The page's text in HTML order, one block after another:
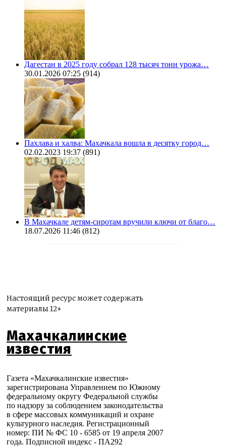
Дагестан в 2025 году собрал 128 тысяч тонн урожа…
30.01.2026 07:25 (914)
Пахлава и халва: Махачкала вошла в десятку город…
02.02.2023 19:37 (891)
В Махачкале детям-сиротам вручили ключи от благо…
18.07.2026 11:46 (812)
Настоящий ресурс может содержать
материалы 12+
Махачкалинские
известия
Газета «Махачкалинские известия»
зарегистрирована Управлением по Южному
федеральному округу Федеральной службы
по надзору за соблюдением законодательства
в сфере массовых коммуникаций и охране
культурного наследия. Регистрационный
номер: ПИ № ФС 10 - 6585 от 19 апреля 2007
года. Подписной индекс - ПА292